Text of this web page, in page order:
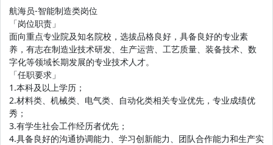
航海员-智能制造类岗位
「岗位职责」
面向重点专业院及知名院校，选拔品格良好，具备良好的专业素
养，有志在制造业技术研发、生产运营、工艺质量、装备技术、数
字化等领域长期发展的专业技术人才。
「任职要求」
1.本科及以上学历；
2.材料类、机械类、电气类、自动化类相关专业优先，专业成绩优
秀；
3.有学生社会工作经历者优先；
4.具备良好的沟通协调能力、学习创新能力、团队合作能力和生产实